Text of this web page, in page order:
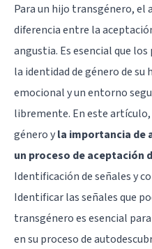
Para un hijo transgénero, el
diferencia entre la
angustia. Es esencial que
la identidad de género de
emocional y un entorno
libremente. En este
género yla importancia de
un proceso de aceptación
Identificación de señales y
Identificar las señales que
transgénero es esencial
en su proceso de